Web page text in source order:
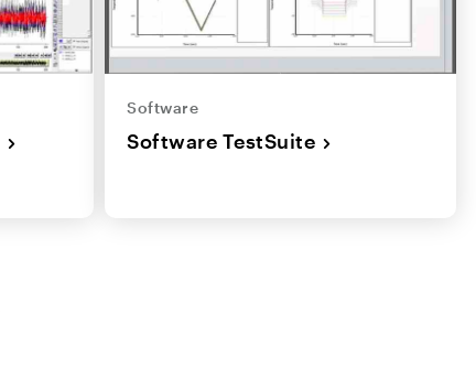
Software
Software TestSuite